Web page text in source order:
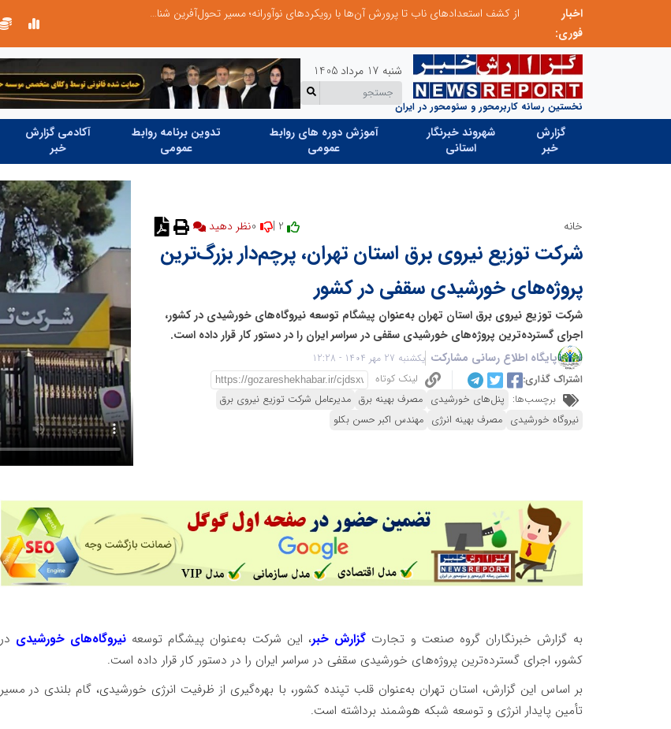
اخبار
فوری:
از کشف استعدادهای ناب تا پرورش آن‌ها با رویکردهای نوآورانه؛ مسیر تحول‌آفرین شنای ایران در سطح جهانی
نخستین رسانه کاربرمحور و سئومحور در ایران
شنبه 17 مرداد 1405
گزارش
خبر
شهروند خبرنگار
استانی
آموزش دوره های روابط
عمومی
تدوین برنامه روابط
عمومی
آکادمی گزارش
خبر
خانه نظر دهید
شرکت توزیع نیروی برق استان تهران، پرچم‌دار بزرگ‌ترین
پروژه‌های خورشیدی سقفی در کشور
شرکت توزیع نیروی برق استان تهران به‌عنوان پیشگام توسعه نیروگاه‌های خورشیدی در کشور،
اجرای گسترده‌ترین پروژه‌های خورشیدی سقفی در سراسر ایران را در دستور کار قرار داده است.
پایگاه اطلاع رسانی مشارکت یکشنبه 27 مهر 1404 - 12:28
اشتراک گذاری:
لینک کوتاه
برچسب‌ها: پنل‌های خورشیدی مصرف بهینه برق مدیرعامل شرکت توزیع نیروی برق
نیروگاه خورشیدی مصرف بهینه انرژی مهندس اکبر حسن بکلو
به گزارش خبرنگاران گروه صنعت و تجارت گزارش خبر، این شرکت به‌عنوان پیشگام توسعهنیروگاه‌های خورشیدی در
کشور، اجرای گسترده‌ترین پروژه‌های خورشیدی سقفی در سراسر ایران را در دستور کار قرار داده است.
بر اساس این گزارش، استان تهران به‌عنوان قلب تپنده کشور، با بهره‌گیری از ظرفیت انرژی خورشیدی، گام بلندی در مسیر
تأمین پایدار انرژی و توسعه شبکه هوشمند برداشته است.